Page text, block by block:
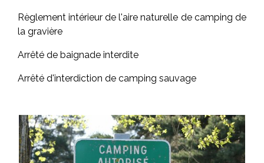
Règlement intérieur de l'aire naturelle de camping de
la gravière
Arrêté de baignade interdite
Arrêté d'interdiction de camping sauvage